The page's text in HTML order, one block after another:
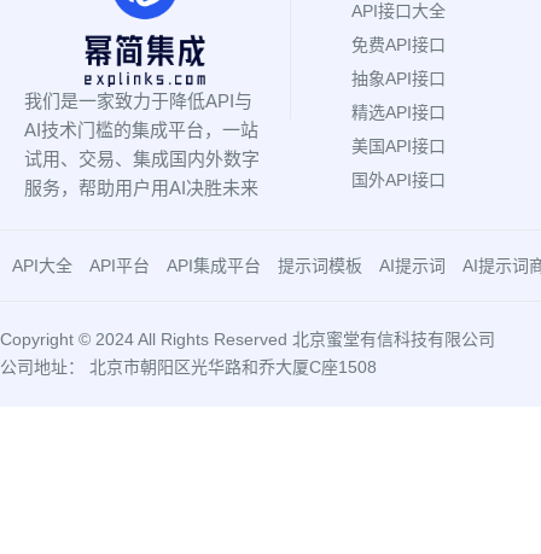
我们是一家致力于降低API与
AI技术门槛的集成平台，一站
试用、交易、集成国内外数字
服务，帮助用户用AI决胜未来
API接口大全
免费API接口
抽象API接口
精选API接口
美国API接口
国外API接口
API大全 API平台 API集成平台 提示词模板 AI提示词 AI提示词
Copyright © 2024 All Rights Reserved 北京蜜堂有信科技有限公司
公司地址： 北京市朝阳区光华路和乔大厦C座1508